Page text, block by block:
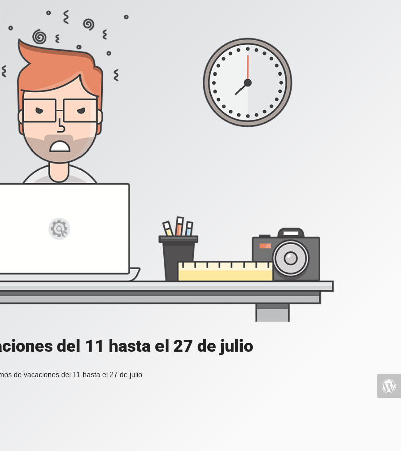
del 11 hasta el 27 de julio
de vacaciones del 11 hasta el 27 de julio